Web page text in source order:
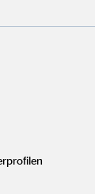
OVB.
und
suchst, dann
das Richtige
du bei uns